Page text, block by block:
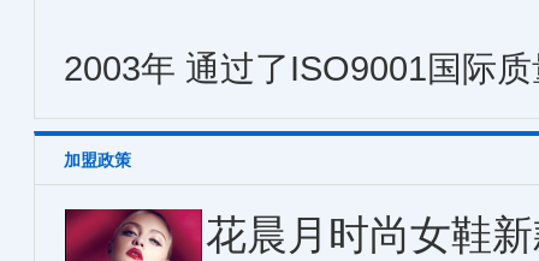
2003年 通过了ISO9001国际
加盟政策
花晨月时尚女鞋